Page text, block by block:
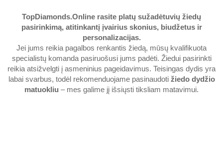
TopDiamonds.Online rasite platų sužadėtuvių žiedų
pasirinkimą, atitinkantį įvairius skonius, biudžetus ir
personalizacijas.
Jei jums reikia pagalbos renkantis žiedą, mūsų kvalifikuota
specialistų komanda pasiruošusi jums padėti. Žiedui pasirinkti
reikia atsižvelgti į asmeninius pageidavimus. Teisingas dydis yra
labai svarbus, todėl rekomenduojame pasinaudoti žiedo dydžio
matuokliu – mes galime jį išsiųsti tiksliam matavimui.